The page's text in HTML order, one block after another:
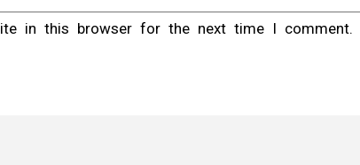
in this browser for the next time I comment.